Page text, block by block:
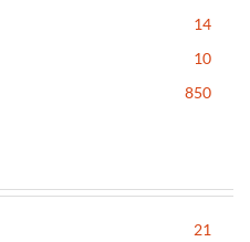
14
10
850
21